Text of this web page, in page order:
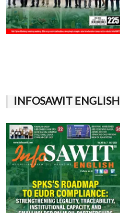
INFOSAWIT ENGLISH